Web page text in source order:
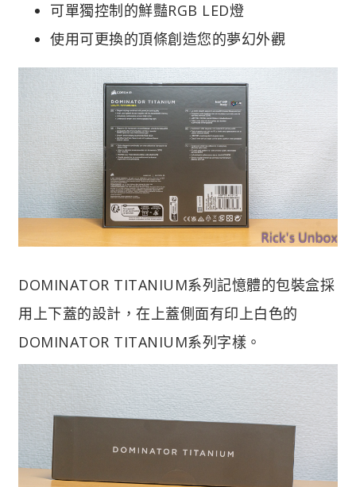
可單獨控制的鮮豔RGB LED燈
使用可更換的頂條創造您的夢幻外觀
DOMINATOR TITANIUM系列記憶體的包裝盒採
用上下蓋的設計，在上蓋側面有印上白色的
DOMINATOR TITANIUM系列字樣。